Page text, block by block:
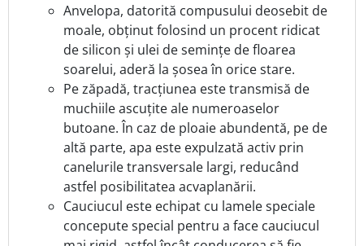
Anvelopa, datorită compusului deosebit de
moale, obținut folosind un procent ridicat
de silicon și ulei de semințe de floarea
soarelui, aderă la șosea în orice stare.
Pe zăpadă, tracțiunea este transmisă de
muchiile ascuțite ale numeroaselor
butoane. În caz de ploaie abundentă, pe de
altă parte, apa este expulzată activ prin
canelurile transversale largi, reducând
astfel posibilitatea acvaplanării.
Cauciucul este echipat cu lamele speciale
concepute special pentru a face cauciucul